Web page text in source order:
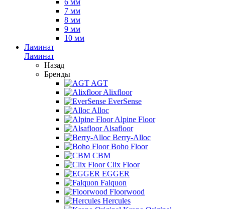
6 мм
7 мм
8 мм
9 мм
10 мм
Ламинат
Ламинат
Назад
Бренды
AGT
Alixfloor
EverSense
Alloc
Alpine Floor
Alsafloor
Berry-Alloc
Boho Floor
CBM
Clix Floor
EGGER
Falquon
Floorwood
Hercules